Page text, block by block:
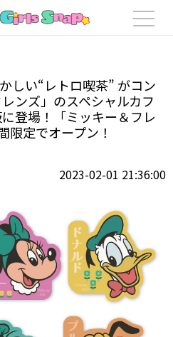
29】どこか懐かしい“レトロ喫茶” が
しい“レトロ喫茶” がコン
ンズ」のスペシャルカフ
登場！「ミッキー＆フレ
限定でオープン！
2023-02-01 21:36:00